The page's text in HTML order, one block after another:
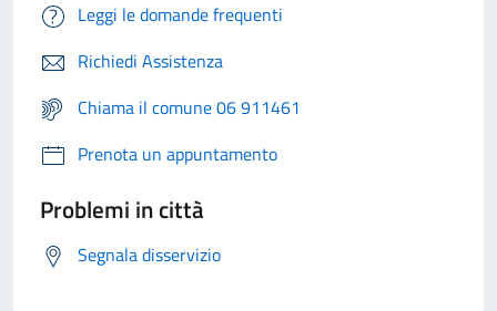
Leggi le domande frequenti
Richiedi Assistenza
Chiama il comune 06 911461
Prenota un appuntamento
Problemi in città
Segnala disservizio